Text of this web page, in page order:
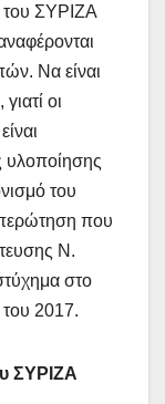
του ΣΥΡΙΖΑ
Να είναι
οι
υλοποίησης
του
που
Ν.
στο
του 2017.
ΣΥΡΙΖΑ